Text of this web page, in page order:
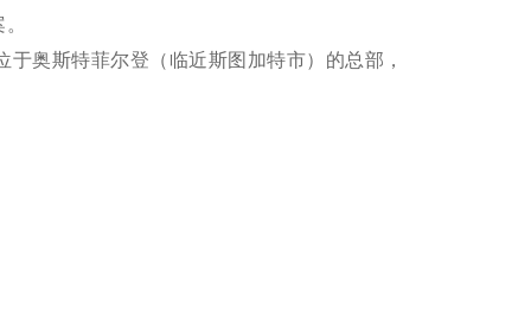
奥斯特菲尔登（临近斯图加特市）的总部，